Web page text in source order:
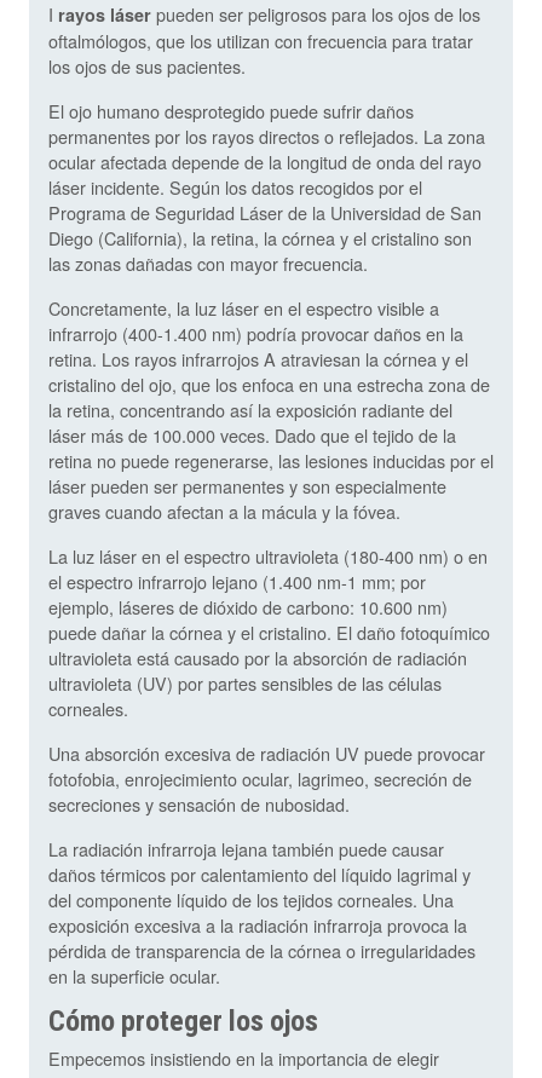
I rayos láser pueden ser peligrosos para los ojos de los
oftalmólogos, que los utilizan con frecuencia para tratar
los ojos de sus pacientes.
El ojo humano desprotegido puede sufrir daños
permanentes por los rayos directos o reflejados. La zona
ocular afectada depende de la longitud de onda del rayo
láser incidente. Según los datos recogidos por el
Programa de Seguridad Láser de la Universidad de San
Diego (California), la retina, la córnea y el cristalino son
las zonas dañadas con mayor frecuencia.
Concretamente, la luz láser en el espectro visible a
infrarrojo (400-1.400 nm) podría provocar daños en la
retina. Los rayos infrarrojos A atraviesan la córnea y el
cristalino del ojo, que los enfoca en una estrecha zona de
la retina, concentrando así la exposición radiante del
láser más de 100.000 veces. Dado que el tejido de la
retina no puede regenerarse, las lesiones inducidas por el
láser pueden ser permanentes y son especialmente
graves cuando afectan a la mácula y la fóvea.
La luz láser en el espectro ultravioleta (180-400 nm) o en
el espectro infrarrojo lejano (1.400 nm-1 mm; por
ejemplo, láseres de dióxido de carbono: 10.600 nm)
puede dañar la córnea y el cristalino. El daño fotoquímico
ultravioleta está causado por la absorción de radiación
ultravioleta (UV) por partes sensibles de las células
corneales.
Una absorción excesiva de radiación UV puede provocar
fotofobia, enrojecimiento ocular, lagrimeo, secreción de
secreciones y sensación de nubosidad.
La radiación infrarroja lejana también puede causar
daños térmicos por calentamiento del líquido lagrimal y
del componente líquido de los tejidos corneales. Una
exposición excesiva a la radiación infrarroja provoca la
pérdida de transparencia de la córnea o irregularidades
en la superficie ocular.
Cómo proteger los ojos
Empecemos insistiendo en la importancia de elegir